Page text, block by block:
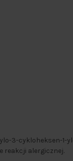
3-cykloheksen-
reakcji alergicznej.